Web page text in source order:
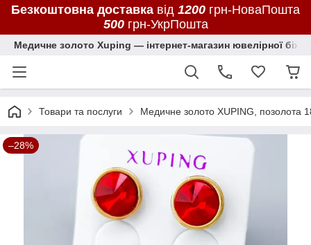
Безкоштовна доставка від 1200 грн-НоваПошта
500грн-УкрПошта
Медичне золото Xuping — інтернет-магазин ювелірної
Товари та послуги Медичне золото XUPING, позолота
–28%